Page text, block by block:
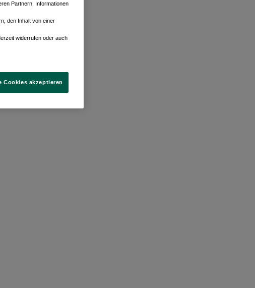
Partnern, Informationen
den Inhalt von einer
widerrufen oder auch
Cookies akzeptieren